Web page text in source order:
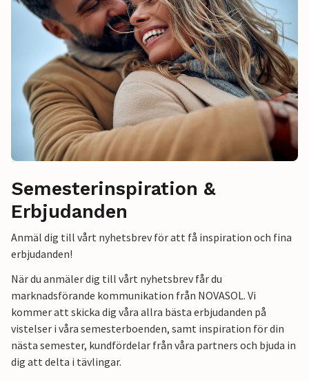
Semesterinspiration &
Erbjudanden
Anmäl dig till vårt nyhetsbrev för att få inspiration och fina
erbjudanden!
När du anmäler dig till vårt nyhetsbrev får du
marknadsförande kommunikation från NOVASOL. Vi
kommer att skicka dig våra allra bästa erbjudanden på
vistelser i våra semesterboenden, samt inspiration för din
nästa semester, kundfördelar från våra partners och bjuda in
dig att delta i tävlingar.